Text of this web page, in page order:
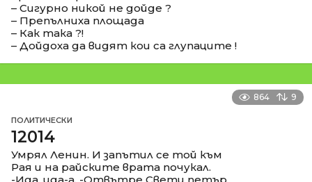
– Сигурно никой не дойде ?
– Препълниха площада
– Как така ?!
– Дойдоха да видят кои са глупаците !
864 9
ПОЛИТИЧЕСКИ
12014
Умрял Ленин. И запътил се той към
Рая и на райските врата почукал.